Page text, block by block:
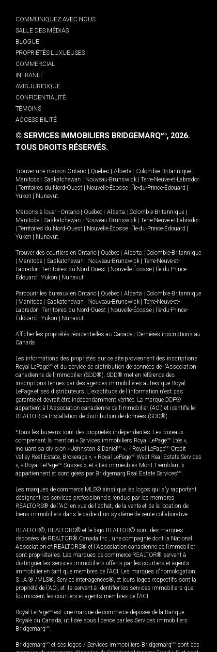
COMMUNIQUEZ AVEC NOUS
SALLE DES MÉDIAS
BLOGUE
PROPRIÉTÉS LUXUEUSES
COMMERCIAL
INTRANET
AVIS JURIDIQUE
CONFIDENTIALITÉ
TÉMOINS
ACCESSIBILITÉ
© SERVICES IMMOBILIERS BRIDGEMARQMD, 2026.
TOUS DROITS RÉSERVÉS.
Trouver une maison Ontario Québec Alberta Colombie-Britannique
Manitoba
Saskatchewan Nouveau-Brunswick
Terre-Neuve-et-Labrador
Territoires du Nord-Ouest Nouvelle-Écosse Île-du-Prince-Édouard
Yukon
Nunavut.
Maisons à louer - Ontario Québec Alberta Colombie-Britannique
Manitoba
Saskatchewan Nouveau-Brunswick
Terre-Neuve-et-Labrador
Territoires du Nord-Ouest Nouvelle-Écosse Île-du-Prince-Édouard
Yukon
Nunavut.
Trouver des courtiers en Ontario Québec Alberta
Colombie-Britannique
Manitoba Saskatchewan Nouveau-Brunswick
Terre-Neuve-et-
Labrador
Territoires du Nord-Ouest Nouvelle-Écosse
Île-du-Prince-
Édouard
Yukon Nunavut
Parcourir les bureaux en Ontario Québec Alberta
Colombie-Britannique
Manitoba Saskatchewan Nouveau-Brunswick
Terre-Neuve-et-
Labrador
Territoires du Nord-Ouest Nouvelle-Écosse
Île-du-Prince-
Édouard
Yukon Nunavut
Afficher les propriétés résidentielles au Canada
Dernières inscriptions au
Canada
Les informations des propriétés sur ce site proviennent des inscriptions
Royal LePageMD et du service de distribution de données de l'Association
canadienne de l’immobilier (SDD®). SDD® met en référence des
inscriptions tenues par des agences immobilières autres que Royal
LePage et ses distributeurs. L'exactitude de l'information n'est pas
garantie et devrait être indépendamment vérifiée. La marque DDF®
appartient à l'Association canadienne de l’immobilier (ACI) et identifie le
REALTOR.ca Installation de distribution de données (SDD®).
*Tous les bureaux sont des propriétés indépendantes. Les bureaux
comprenant la mention « Services immobiliers Royal LePageMD Ltée »,
incluant sa division « Johnston & Daniel MD », « Royal LePageMD Credit
Valley Real Estate, Brokerage », « Royal LePageMD West Real Estate Services
», « Royal LePageMD Sussex », et « Les immeubles Mont-Tremblant »
appartiennent et sont gérés par Bridgemarq Real Estate ServicesMD.
Les marques de commerce MLS® ainsi que les logos qui s'y rapportent
désignent les services professionnels rendus par les membres
REALTORS® de l'ACI en vue de l'achat, de la vente et de la location de
biens immobiliers dans le cadre d'un système de vente collaborative.
REALTOR®, REALTORS® et le logo REALTOR® sont des marques
déposées de REALTOR® Canada Inc., une compagnie dont la National
Association of REALTORS® et l'Association canadienne de l’immobilier
sont propriétaires. Les marques de commerce REALTOR® servent à
distinguer les services immobiliers offerts par les courtiers et agents
immobilier en tant que membres de l'ACI. Les marques d'homologation
S.I.A.® /MLS®, Service inter-agences®, et leurs logos respectifs sont la
propriété de l'ACI, et ils servent à identifier les services immobiliers que
fournissent les courtiers et agents membres de l'ACI.
Royal LePageMD est une marque de commerce déposée de la Banque
Royale du Canada, utilisée sous licence par les Services immobiliers
BridgemarqMD.
BridgemarqMD et ses logos / Services immobiliers BridgemarqMD sont des